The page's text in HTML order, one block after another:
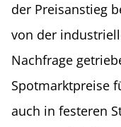
der Preisanstieg
von der
Nachfrage
Spotmarktpreise
auch in festeren